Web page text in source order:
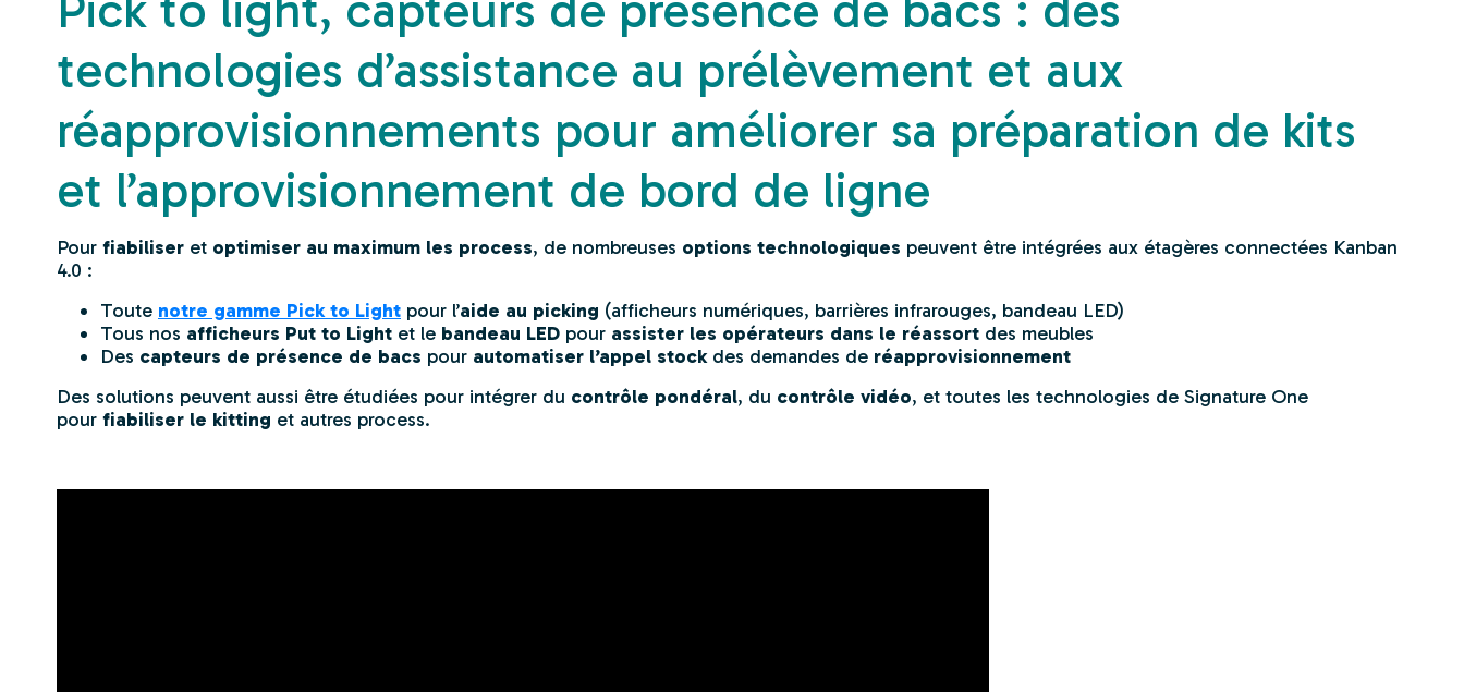
technologies d’assistance au prélèvement et aux
réapprovisionnements pour améliorer sa préparation de kits
et l’approvisionnement de bord de ligne
Pour fiabiliser et optimiser au maximum les process, de nombreuses options technologiques peuvent être intégrées aux étagères connectées Kanban
4.0 :
Toute notre gamme Pick to Light pour l’aide au picking (afficheurs numériques, barrières infrarouges, bandeau LED)
Tous nos afficheurs Put to Light et le bandeau LED pour assister les opérateurs dans le réassort des meubles
Des capteurs de présence de bacs pour automatiser l’appel stockdes demandes de réapprovisionnement
Des solutions peuvent aussi être étudiées pour intégrer du contrôle pondéral, du contrôle vidéo, et toutes les technologies de Signature One
pour fiabiliser le kitting et autres process.